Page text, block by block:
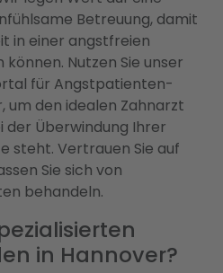
Betreuung, damit
in einer angstfreien
Nutzen Sie unser
für Angstpatienten-
um den idealen Zahnarzt
der Überwindung Ihrer
steht. Vertrauen Sie auf
Sie sich von
behandeln.
in Hannover?